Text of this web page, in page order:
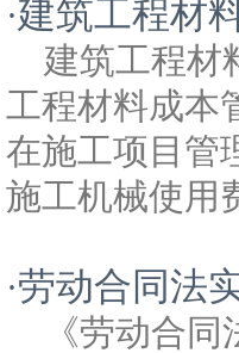
·建筑工程材
建筑工程材
工程材料成本
在施工项目管
施工机械使用
·劳动合同法
《劳动合